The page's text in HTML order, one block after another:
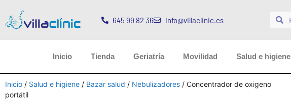
645 99 82 36 info@villaclinic.es
Inicio Tienda Geriatría Movilidad Salud e higiene
Inicio / Salud e higiene / Bazar salud / Nebulizadores / Concentrador de oxigeno
portátil